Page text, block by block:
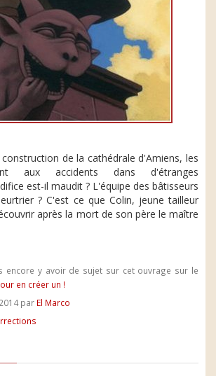
de la cathédrale d'Amiens, les
aux accidents dans d'étranges
est-il maudit ? L'équipe des bâtisseurs
? C'est ce que Colin, jeune tailleur
après la mort de son père le maître
encore y avoir de sujet sur cet ouvrage sur le
en créer un !
par El Marco